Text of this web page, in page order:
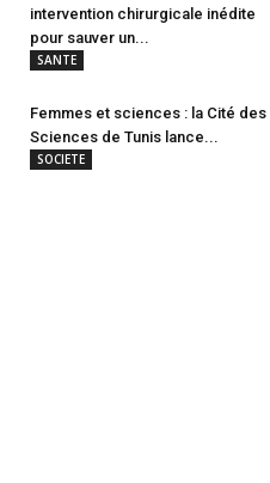
intervention chirurgicale inédite
pour sauver un...
SANTE
Femmes et sciences : la Cité des
Sciences de Tunis lance...
SOCIETE